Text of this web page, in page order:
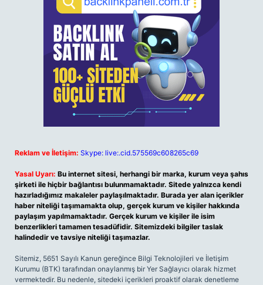
Reklam ve İletişim: Skype: live:.cid.575569c608265c69
Yasal Uyarı: Bu internet sitesi, herhangi bir marka, kurum veya şahıs
şirketi ile hiçbir bağlantısı bulunmamaktadır. Sitede yalnızca kendi
hazırladığımız makaleler paylaşılmaktadır. Burada yer alan içerikler
haber niteliği taşımamakta olup, gerçek kurum ve kişiler hakkında
paylaşım yapılmamaktadır. Gerçek kurum ve kişiler ile isim
benzerlikleri tamamen tesadüfidir. Sitemizdeki bilgiler taslak
halindedir ve tavsiye niteliği taşımazlar.
Sitemiz, 5651 Sayılı Kanun gereğince Bilgi Teknolojileri ve İletişim
Kurumu (BTK) tarafından onaylanmış bir Yer Sağlayıcı olarak hizmet
vermektedir. Bu nedenle, sitedeki içerikleri proaktif olarak denetleme